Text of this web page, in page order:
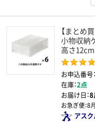
【まとめ
小物収納
高さ12cm
お申込番号
在庫：2点
お届け日：8
お急ぎ便：8
アス